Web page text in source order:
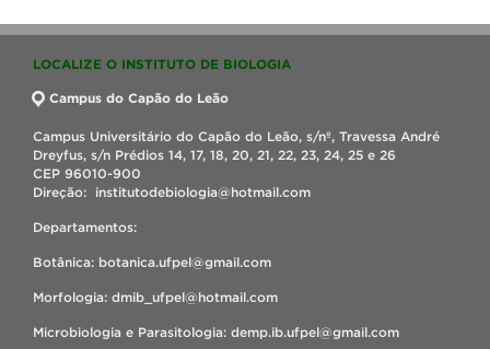
LOCALIZE O INSTITUTO DE BIOLOGIA
Campus do Capão do Leão
Campus Universitário do Capão do Leão, s/nº, Travessa André
Dreyfus, s/n Prédios 14, 17, 18, 20, 21, 22, 23, 24, 25 e 26
CEP 96010-900
Direção: institutodebiologia@hotmail.com
Departamentos:
Botânica: botanica.ufpel@gmail.com
Morfologia: dmib_ufpel@hotmail.com
Microbiologia e Parasitologia: demp.ib.ufpel@gmail.com